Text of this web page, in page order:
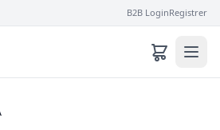
B2B LoginRegistrer